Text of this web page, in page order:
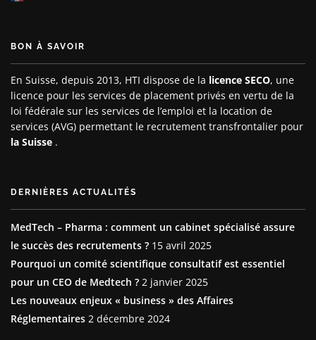
BON À SAVOIR
En Suisse, depuis 2013, HTI dispose de la licence SECO, une
licence pour les services de placement privés en vertu de la
loi fédérale sur les services de l’emploi et la location de
services (AVG) permettant le recrutement transfrontalier pour
la Suisse .
DERNIÈRES ACTUALITÉS
MedTech – Pharma : comment un cabinet spécialisé assure
le succès des recrutements ? 15 avril 2025
Pourquoi un comité scientifique consultatif est essentiel
pour un CEO de Medtech ? 2 janvier 2025
Les nouveaux enjeux « business » des Affaires
Réglementaires 2 décembre 2024